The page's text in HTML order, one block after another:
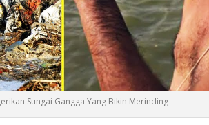
Sungai Gangga Yang Bikin Merinding